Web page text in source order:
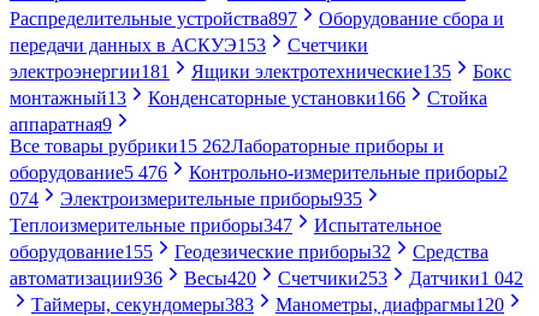
Распределительные устройства897
Оборудование сбора и
передачи данных в АСКУЭ153
Счетчики
электроэнергии181 Ящики электротехнические135
Бокс
монтажный13 Конденсаторные установки166
Стойка
аппаратная9
Все товары рубрики15 262Лабораторные приборы и
оборудование5 476 Контрольно-измерительные приборы2
074
Электроизмерительные приборы935
Теплоизмерительные приборы347
Испытательное
оборудование155 Геодезические приборы32
Средства
автоматизации936 Весы420 Счетчики253 Датчики1 042
Таймеры, секундомеры383 Манометры, диафрагмы120